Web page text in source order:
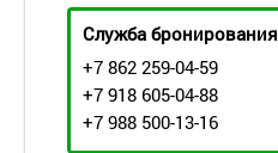
Служба бронирования
+7 862 259-04-59
+7 918 605-04-88
+7 988 500-13-16